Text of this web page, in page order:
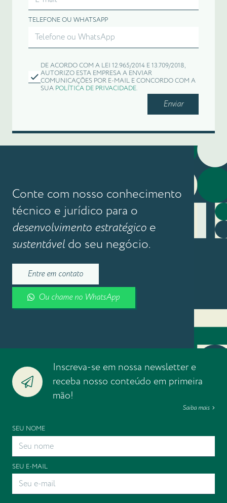
TELEFONE OU WHATSAPP
DE ACORDO COM A LEI 12.965/2014 E 13.709/2018,
AUTORIZO ESTA EMPRESA A ENVIAR
COMUNICAÇÕES POR E-MAIL E CONCORDO COM A
SUA POLÍTICA DE PRIVACIDADE.
Enviar
Conte com nosso conhecimento
técnico e jurídico para o
desenvolvimento estratégico e
sustentável do seu negócio.
Entre em contato
Ou chame no WhatsApp
Inscreva-se em nossa newsletter e
receba nosso conteúdo em primeira
mão!
Saiba mais
SEU NOME
SEU E-MAIL